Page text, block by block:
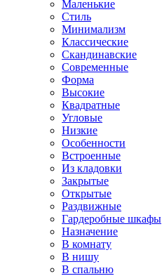
Маленькие
Стиль
Минимализм
Классические
Скандинавские
Современные
Форма
Высокие
Квадратные
Угловые
Низкие
Особенности
Встроенные
Из кладовки
Закрытые
Открытые
Раздвижные
Гардеробные шкафы
Назначение
В комнату
В нишу
В спальню